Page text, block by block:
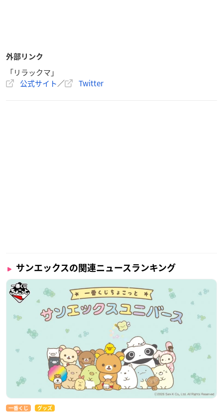
外部リンク
「リラックマ」
公式サイト／ Twitter
サンエックスの関連ニュースランキング
一番くじ グッズ